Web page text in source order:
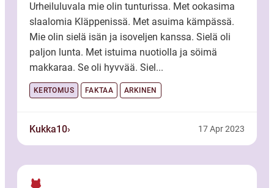
Urheiluluvala mie olin tunturissa. Met ookasima
slaalomia Kläppenissä. Met asuima kämpässä.
Mie olin sielä isän ja isoveljen kanssa. Sielä oli
paljon lunta. Met istuima nuotiolla ja söimä
makkaraa. Se oli hyvvää. Siel...
KERTOMUS FAKTAA ARKINEN
Kukka10 17 Apr 2023